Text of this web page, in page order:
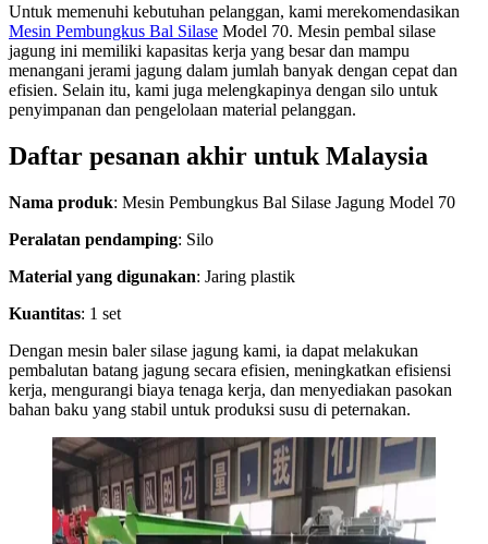
Untuk memenuhi kebutuhan pelanggan, kami merekomendasikan
Mesin Pembungkus Bal Silase Model 70. Mesin pembal silase
jagung ini memiliki kapasitas kerja yang besar dan mampu
menangani jerami jagung dalam jumlah banyak dengan cepat dan
efisien. Selain itu, kami juga melengkapinya dengan silo untuk
penyimpanan dan pengelolaan material pelanggan.
Daftar pesanan akhir untuk Malaysia
Nama produk: Mesin Pembungkus Bal Silase Jagung Model 70
Peralatan pendamping: Silo
Material yang digunakan: Jaring plastik
Kuantitas: 1 set
Dengan mesin baler silase jagung kami, ia dapat melakukan
pembalutan batang jagung secara efisien, meningkatkan efisiensi
kerja, mengurangi biaya tenaga kerja, dan menyediakan pasokan
bahan baku yang stabil untuk produksi susu di peternakan.